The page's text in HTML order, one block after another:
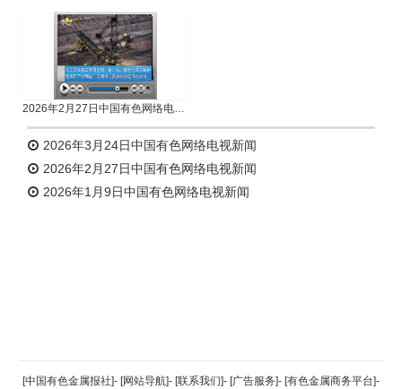
2026年2月27日中国有色网络电视新闻
2026年3月24日中国有色网络电视新闻
2026年2月27日中国有色网络电视新闻
2026年1月9日中国有色网络电视新闻
返回顶部
[中国有色金属报社]- [网站导航]- [联系我们]- [广告服务]- [有色金属商务平台]-